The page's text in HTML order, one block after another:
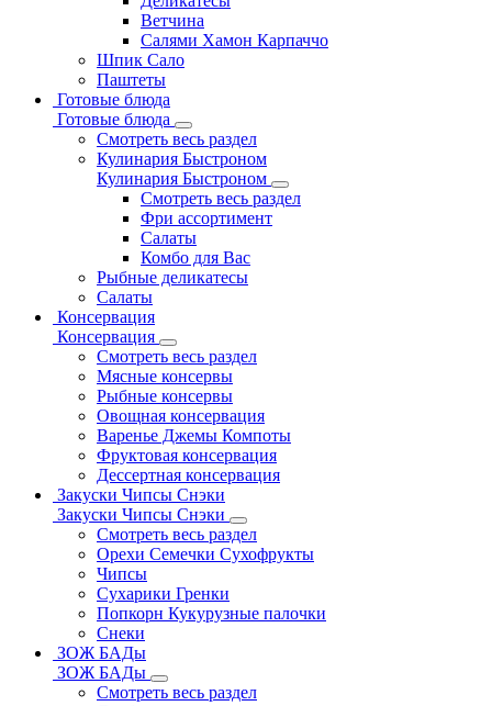
Ветчина
Салями Хамон Карпаччо
Шпик Сало
Паштеты
Готовые блюда
Готовые блюда
Смотреть весь раздел
Кулинария Быстроном
Кулинария Быстроном
Смотреть весь раздел
Фри ассортимент
Салаты
Комбо для Вас
Рыбные деликатесы
Салаты
Консервация
Консервация
Смотреть весь раздел
Мясные консервы
Рыбные консервы
Овощная консервация
Варенье Джемы Компоты
Фруктовая консервация
Дессертная консервация
Закуски Чипсы Снэки
Закуски Чипсы Снэки
Смотреть весь раздел
Орехи Семечки Сухофрукты
Чипсы
Сухарики Гренки
Попкорн Кукурузные палочки
Снеки
ЗОЖ БАДы
ЗОЖ БАДы
Смотреть весь раздел